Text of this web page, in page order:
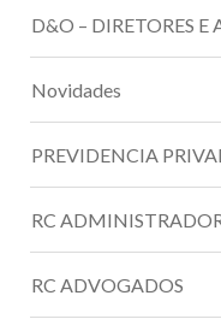
D&O – DIRETORES
Novidades
PREVIDENCIA
RC
RC ADVOGADOS